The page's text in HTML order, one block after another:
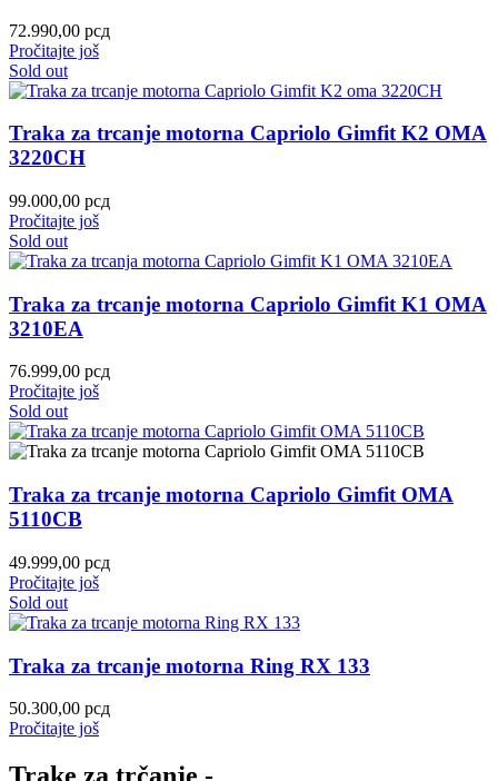
72.990,00 рсд
Pročitajte još
Sold out
Traka za trcanje motorna Capriolo Gimfit K2 OMA
3220CH
99.000,00 рсд
Pročitajte još
Sold out
Traka za trcanje motorna Capriolo Gimfit K1 OMA
3210EA
76.999,00 рсд
Pročitajte još
Sold out
Traka za trcanje motorna Capriolo Gimfit OMA
5110CB
49.999,00 рсд
Pročitajte još
Sold out
Traka za trcanje motorna Ring RX 133
50.300,00 рсд
Pročitajte još